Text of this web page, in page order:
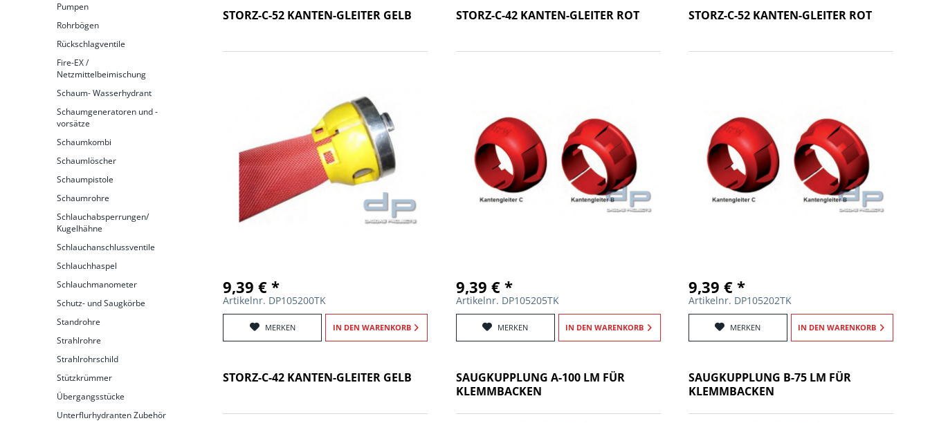
Pumpen
Rohrbögen
Rückschlagventile
Fire-EX /
Netzmittelbeimischung
Schaum- Wasserhydrant
Schaumgeneratoren und -
vorsätze
Schaumkombi
Schaumlöscher
Schaumpistole
Schaumrohre
Schlauchabsperrungen/
Kugelhähne
Schlauchanschlussventile
Schlauchhaspel
Schlauchmanometer
Schutz- und Saugkörbe
Standrohre
Strahlrohre
Strahlrohrschild
Stützkrümmer
Übergangsstücke
Unterflurhydranten Zubehör
STORZ-C-52 KANTEN-GLEITER GELB
9,39 € *
Artikelnr. DP105200TK
MERKEN IN DEN WARENKORB
STORZ-C-42 KANTEN-GLEITER ROT
9,39 € *
Artikelnr. DP105205TK
MERKEN IN DEN WARENKORB
STORZ-C-52 KANTEN-GLEITER ROT
9,39 € *
Artikelnr. DP105202TK
MERKEN IN DEN WARENKORB
STORZ-C-42 KANTEN-GLEITER GELB
SAUGKUPPLUNG A-100 LM FÜR
KLEMMBACKEN
SAUGKUPPLUNG B-75 LM FÜR
KLEMMBACKEN